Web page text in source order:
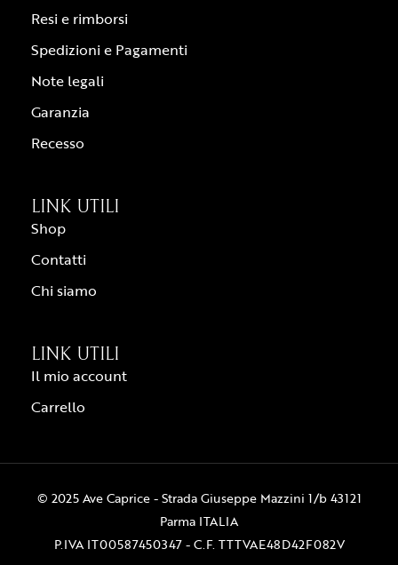
Resi e rimborsi
Spedizioni e Pagamenti
Note legali
Garanzia
Recesso
LINK UTILI
Shop
Contatti
Chi siamo
LINK UTILI
Il mio account
Carrello
© 2025 Ave Caprice - Strada Giuseppe Mazzini 1/b 43121
Parma ITALIA
P.IVA IT00587450347 - C.F. TTTVAE48D42F082V